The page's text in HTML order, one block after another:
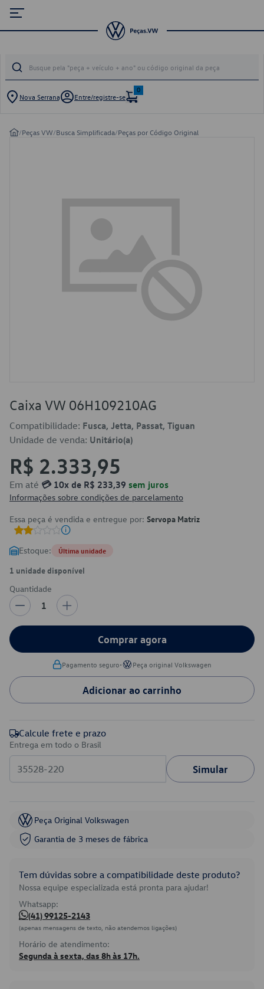
Nova Serrana Entre/registre-se
0
/Peças VW/Busca Simplificada/Peças por Código Original
Caixa VW 06H109210AG
Compatibilidade: Fusca, Jetta, Passat, Tiguan
Unidade de venda: Unitário(a)
R$ 2.333,95
Em até 💳 10x de R$ 233,39 sem juros
Informações sobre condições de parcelamento
Essa peça é vendida e entregue por: Servopa Matriz
Estoque: Última unidade
1 unidade disponível
Quantidade
1
Comprar agora
Pagamento seguro• Peça original Volkswagen
Adicionar ao carrinho
Calcule frete e prazo
Entrega em todo o Brasil
Simular
Peça Original Volkswagen
Garantia de 3 meses de fábrica
Tem dúvidas sobre a compatibilidade deste produto?
Nossa equipe especializada está pronta para ajudar!
Whatsapp:
(41) 99125-2143
(apenas mensagens de texto, não atendemos ligações)
Horário de atendimento:
Segunda à sexta, das 8h às 17h.